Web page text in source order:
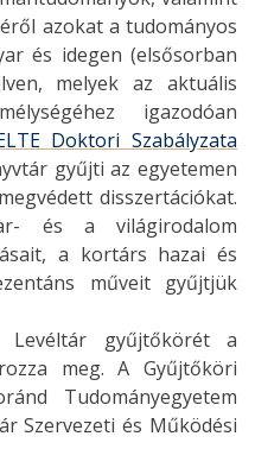
azokat a tudományos
és idegen (elsősorban
melyek az aktuális
igazodóan
Doktori Szabályzata
gyűjti az egyetemen
disszertációkat.
és a világirodalom
a kortárs hazai és
műveit gyűjtjük
Levéltár gyűjtőkörét a
meg. A Gyűjtőköri
Tudományegyetem
Szervezeti és Működési